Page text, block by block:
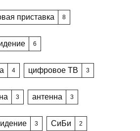
приставка 8
6
4 цифровое ТВ 3
3 антенна 3
3 СиБи 2